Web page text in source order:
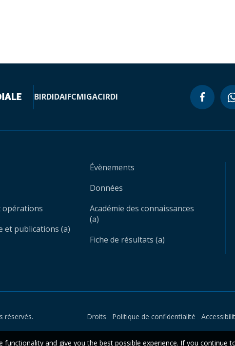
BIRDIDAIFCMIGACIRDI
opérations
et publications (a)
Évènements
Données
Académie des connaissances
(a)
Fiche de résultats (a)
réservés. Droits Politique de confidentialité
functionality and give you the best possible experience. If you continue